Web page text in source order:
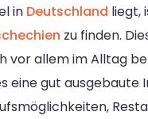
in Deutschland liegt,
zu finden.
vor allem im Alltag
eine gut